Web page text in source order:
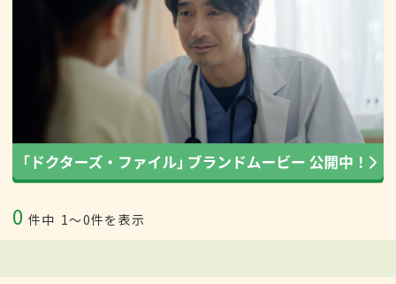
0 件中 1〜0件を表示